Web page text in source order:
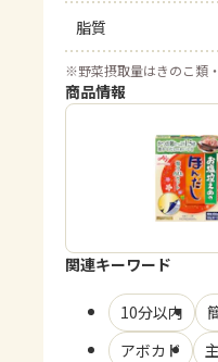
脂質
※野菜摂取量はきのこ類
商品情報
「お
商
関連キーワード
10分以内
アボカド